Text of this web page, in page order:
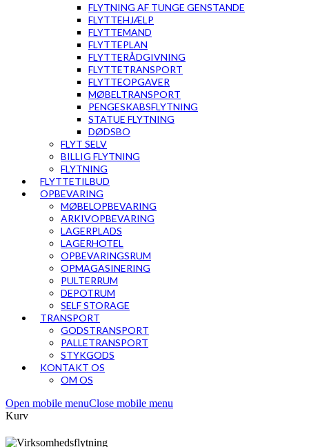
FLYTNING AF TUNGE GENSTANDE
FLYTTEHJÆLP
FLYTTEMAND
FLYTTEPLAN
FLYTTERÅDGIVNING
FLYTTETRANSPORT
FLYTTEOPGAVER
MØBELTRANSPORT
PENGESKABSFLYTNING
STATUE FLYTNING
DØDSBO
FLYT SELV
BILLIG FLYTNING
FLYTNING
FLYTTETILBUD
OPBEVARING
MØBELOPBEVARING
ARKIVOPBEVARING
LAGERPLADS
LAGERHOTEL
OPBEVARINGSRUM
OPMAGASINERING
PULTERRUM
DEPOTRUM
SELF STORAGE
TRANSPORT
GODSTRANSPORT
PALLETRANSPORT
STYKGODS
KONTAKT OS
OM OS
Open mobile menuClose mobile menu
Kurv